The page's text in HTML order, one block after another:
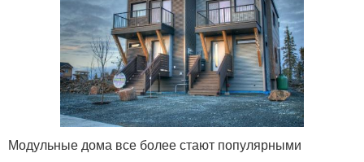
Модульные дома все более стают популярными